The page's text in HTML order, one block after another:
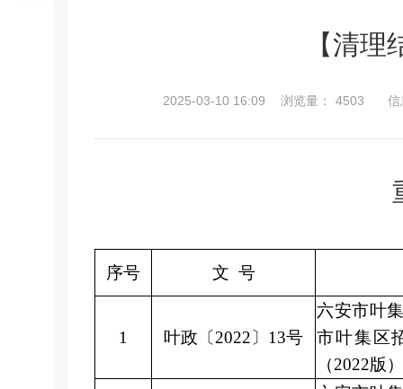
【清
2025-03-10 16:09 浏览量： 4503 信
序号 文 号
1 叶政〔 2022 〕 13号
六安市叶
市叶集区
（2022版